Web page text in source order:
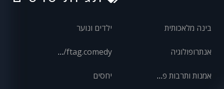
בינה מלאכותית
אנתרופולוגיה
אמנות ותרבות פופולרית
ילדים ונוער
front/ftag.comedy
יחסים